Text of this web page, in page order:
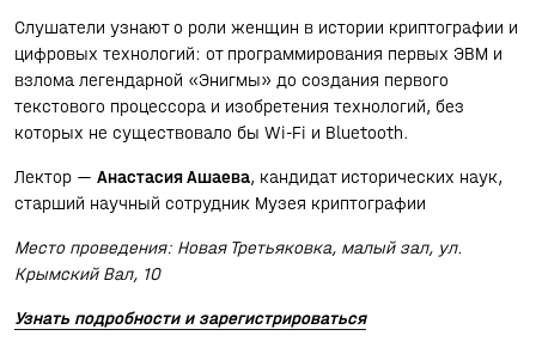
Слушатели узнают о роли женщин в истории криптографии и
цифровых технологий: от программирования первых ЭВМ и
взлома легендарной «Энигмы» до создания первого
текстового процессора и изобретения технологий, без
которых не существовало бы Wi-Fi и Bluetooth.
Лектор — Анастасия Ашаева, кандидат исторических наук,
старший научный сотрудник Музея криптографии
Место проведения: Новая Третьяковка, малый зал, ул.
Крымский Вал, 10
Узнать подробности и зарегистрироваться